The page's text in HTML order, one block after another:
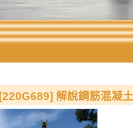
[220G689] 解說鋼筋混凝